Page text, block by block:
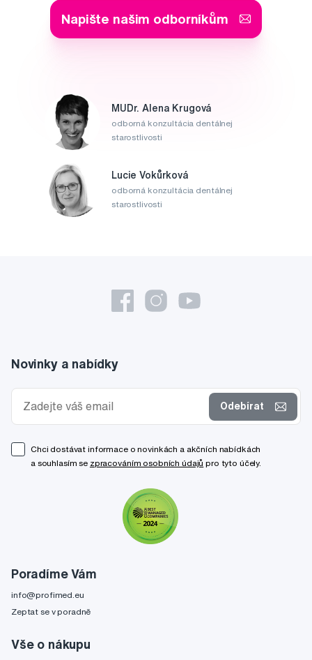
Napište našim odborníkům
MUDr. Alena Krugová
odborná konzultácia dentálnej
starostlivosti
Lucie Vokůrková
odborná konzultácia dentálnej
starostlivosti
Poradíme Vám
info@profimed.eu
Zeptat se v poradně
Vše o nákupu
Novinky a nabídky
Odebírat
Chci dostávat informace o novinkách a akčních nabídkách
a souhlasím se zpracováním osobních údajů pro tyto účely.